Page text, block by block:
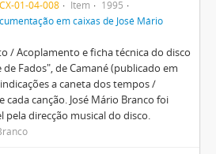
01-04-008 Item
1995
em caixas de José Mário
/ Acoplamento e ficha técnica do disco
Fados", de Camané (publicado em
a caneta dos tempos /
cada canção. José Mário Branco foi
pela direcção musical do disco.